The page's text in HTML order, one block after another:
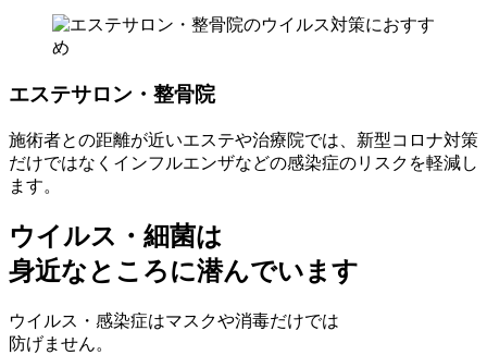
エステサロン・整骨院
施術者との距離が近いエステや治療院では、新型コロナ対策
だけではなくインフルエンザなどの感染症のリスクを軽減し
ます。
ウイルス・細菌は
身近なところに潜んでいます
ウイルス・感染症はマスクや消毒だけでは
防げません。